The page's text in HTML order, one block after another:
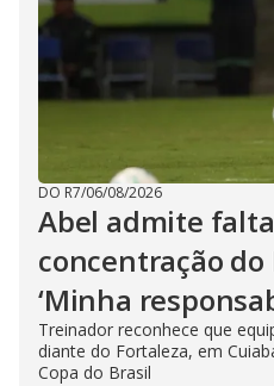
DO R7/06/08/2026
Abel admite
concentração do
‘Minha
Treinador reconhece que
diante do Fortaleza, em
Copa do Brasil